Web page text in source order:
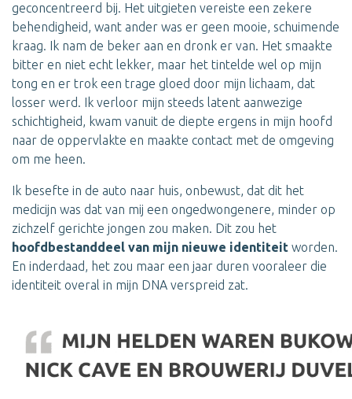
geconcentreerd bij. Het uitgieten vereiste een zekere
behendigheid, want ander was er geen mooie, schuimende
kraag. Ik nam de beker aan en dronk er van. Het smaakte
bitter en niet echt lekker, maar het tintelde wel op mijn
tong en er trok een trage gloed door mijn lichaam, dat
losser werd. Ik verloor mijn steeds latent aanwezige
schichtigheid, kwam vanuit de diepte ergens in mijn hoofd
naar de oppervlakte en maakte contact met de omgeving
om me heen.
Ik besefte in de auto naar huis, onbewust, dat dit het
medicijn was dat van mij een ongedwongenere, minder op
zichzelf gerichte jongen zou maken. Dit zou het
hoofdbestanddeel van mijn nieuwe identiteit worden.
En inderdaad, het zou maar een jaar duren vooraleer die
identiteit overal in mijn DNA verspreid zat.